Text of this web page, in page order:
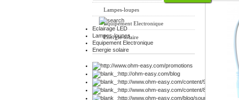
Eclairage LED
Lampes-loupes
Equipement Electronique
Energie solaire
Lampes-loupes
Equipement Electronique
Energie solaire